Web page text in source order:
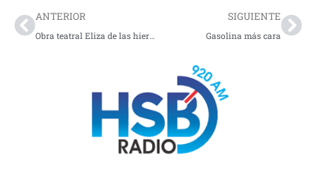
ANTERIOR
Obra teatral Eliza de las hierbas recorre Nariño y Putumayo
SIGUIENTE
Gasolina más cara